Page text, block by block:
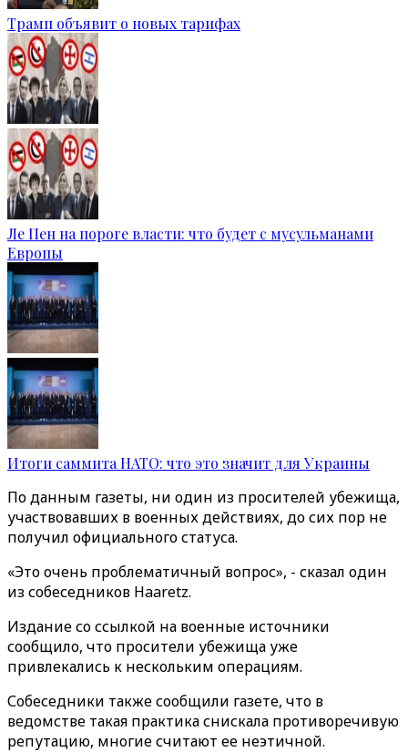
Трамп объявит о новых тарифах
Ле Пен на пороге власти: что будет с мусульманами
Европы
Итоги саммита НАТО: что это значит для Украины
По данным газеты, ни один из просителей убежища,
участвовавших в военных действиях, до сих пор не
получил официального статуса.
«Это очень проблематичный вопрос», - сказал один
из собеседников Haaretz.
Издание со ссылкой на военные источники
сообщило, что просители убежища уже
привлекались к нескольким операциям.
Собеседники также сообщили газете, что в
ведомстве такая практика снискала противоречивую
репутацию, многие считают ее неэтичной.